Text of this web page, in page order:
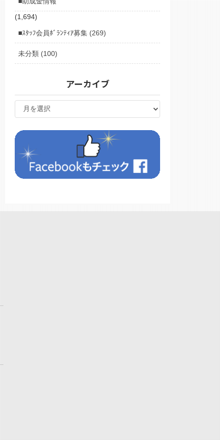
(1,694)
■ｽﾀｯﾌ会員ﾎﾞﾗﾝﾃｨｱ募集 (269)
未分類 (100)
アーカイブ